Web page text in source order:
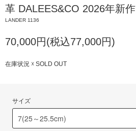
革 DALEES&CO 2026年新作
LANDER 1136
70,000円(税込77,000円)
在庫状況 ☓ SOLD OUT
サイズ